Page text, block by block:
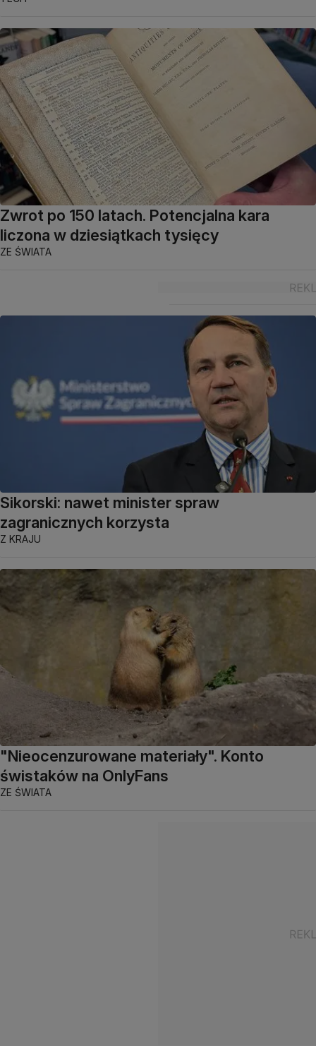
Zwrot po 150 latach. Potencjalna kara
liczona w dziesiątkach tysięcy
ZE ŚWIATA
Sikorski: nawet minister spraw
zagranicznych korzysta
Z KRAJU
"Nieocenzurowane materiały". Konto
świstaków na OnlyFans
ZE ŚWIATA